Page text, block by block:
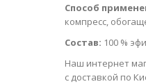
Способ
компресс,
Состав: 100 %
Наш интернет
с доставкой по